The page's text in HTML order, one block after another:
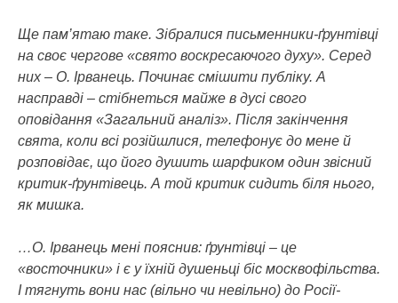
Ще пам’ятаю таке. Зібралися письменники-ґрунтівці
на своє чергове «свято воскресаючого духу». Серед
них – О. Ірванець. Починає смішити публіку. А
насправді – стібнеться майже в дусі свого
оповідання «Загальний аналіз». Після закінчення
свята, коли всі розійшлися, телефонує до мене й
розповідає, що його душить шарфиком один звісний
критик-ґрунтівець. А той критик сидить біля нього,
як мишка.
…О. Ірванець мені пояснив: ґрунтівці – це
«восточники» і є у їхній душеньці біс москвофільства.
І тягнуть вони нас (вільно чи невільно) до Росії-